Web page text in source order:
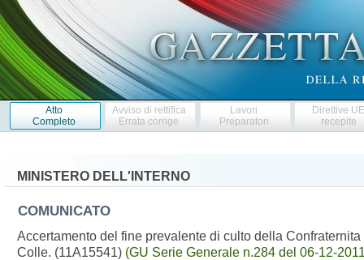
Atto
Completo
Avviso di rettifica
Errata corrige
Lavori
Preparatori
Direttive
recepite
MINISTERO DELL'INTERNO
COMUNICATO
Accertamento del fine prevalente di culto della
Colle. (11A15541) (GU Serie Generale n.284 del 06-12-